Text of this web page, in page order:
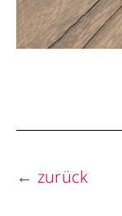
← zurück